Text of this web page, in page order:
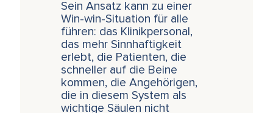
Sein Ansatz kann zu einer
Win-win-Situation für alle
führen: das Klinikpersonal,
das mehr Sinnhaftigkeit
erlebt, die Patienten, die
schneller auf die Beine
kommen, die Angehörigen,
die in diesem System als
wichtige Säulen nicht